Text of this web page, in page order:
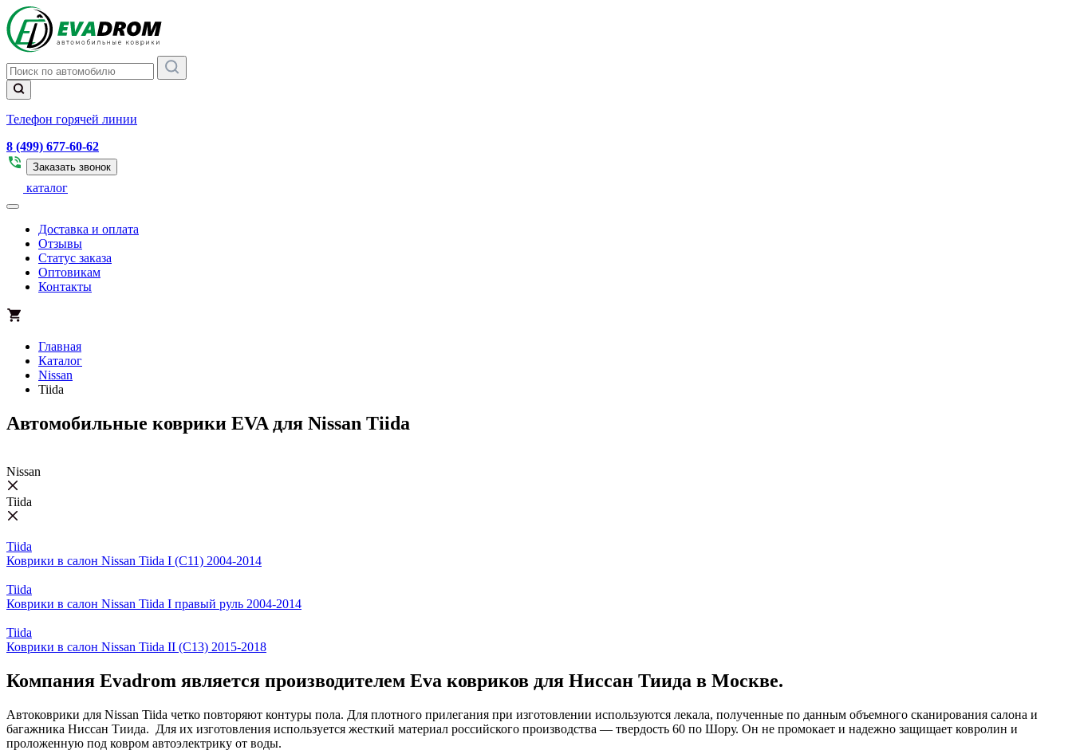
Телефон горячей линии
8 (499) 677-60-62
Заказать звонок
каталог
Доставка и оплата
Отзывы
Статус заказа
Оптовикам
Контакты
Главная
Каталог
Nissan
Tiida
Автомобильные коврики EVA для Nissan Tiida
Nissan
Tiida
Tiida
Коврики в салон Nissan Tiida I (C11) 2004-2014
Tiida
Коврики в салон Nissan Tiida I правый руль 2004-2014
Tiida
Коврики в салон Nissan Tiida II (C13) 2015-2018
Компания Evadrom является производителем Eva ковриков для Ниссан Тиида в Москве.
Автоковрики для Nissan Tiida четко повторяют контуры пола. Для плотного прилегания при изготовлении используются лекала, полученные по данным объемного сканирования салона и
багажника Ниссан Тиида. Для их изготовления используется жесткий материал российского производства — твердость 60 по Шору. Он не промокает и надежно защищает ковролин и
проложенную под ковром автоэлектрику от воды.